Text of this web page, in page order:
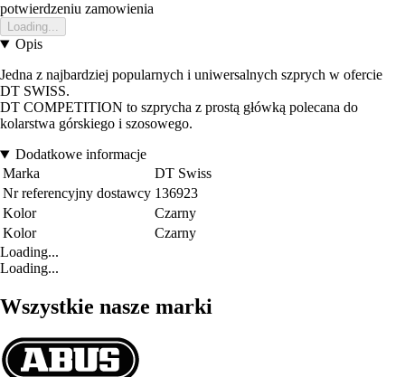
potwierdzeniu zamowienia
Loading...
Opis
Jedna z najbardziej popularnych i uniwersalnych szprych w ofercie
DT SWISS.
DT COMPETITION to szprycha z prostą główką polecana do
kolarstwa górskiego i szosowego.
Dodatkowe informacje
Marka
DT Swiss
Nr referencyjny dostawcy 136923
Kolor
Czarny
Kolor
Czarny
Loading...
Loading...
Wszystkie nasze marki